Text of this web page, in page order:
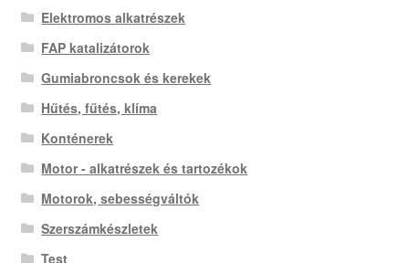
Elektromos alkatrészek
FAP katalizátorok
Gumiabroncsok és kerekek
Hűtés, fűtés, klíma
Konténerek
Motor - alkatrészek és tartozékok
Motorok, sebességváltók
Szerszámkészletek
Test